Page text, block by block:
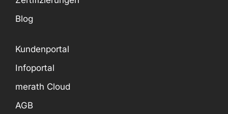
Blog
Kundenportal
Infoportal
merath Cloud
AGB